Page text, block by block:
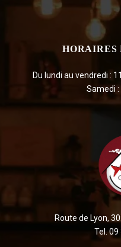
HORAIRES
Du lundi au vendredi :
Samedi
Route de Lyon,
Tel.